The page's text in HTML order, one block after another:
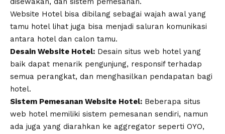
Website Hotel bisa dibilang sebagai wajah awal yang
tamu hotel lihat juga bisa menjadi saluran komunikasi
antara hotel dan calon tamu.
Desain Website Hotel: Desain situs web hotel yang
baik dapat menarik pengunjung, responsif terhadap
semua perangkat, dan menghasilkan pendapatan bagi
hotel.
Sistem Pemesanan Website Hotel: Beberapa situs
web hotel memiliki sistem pemesanan sendiri, namun
ada juga yang diarahkan ke aggregator seperti OYO,